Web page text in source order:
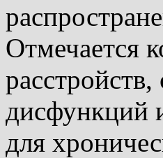
Отмечается
дисфункций
для